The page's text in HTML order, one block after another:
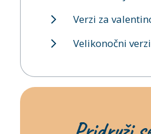
Verzi za
Velikonočni verzi